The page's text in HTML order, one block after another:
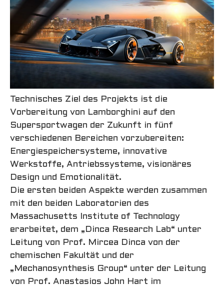
Technisches Ziel des Projekts ist die
Vorbereitung von Lamborghini auf den
Supersportwagen der Zukunft in fünf
verschiedenen Bereichen vorzubereiten:
Energiespeichersysteme, innovative
Werkstoffe, Antriebssysteme, visionäres
Design und Emotionalität.
Die ersten beiden Aspekte werden zusammen
mit den beiden Laboratorien des
Massachusetts Institute of Technology
erarbeitet, dem „Dinca Research Lab“ unter
Leitung von Prof. Mircea Dinca von der
chemischen Fakultät und der
„Mechanosynthesis Group“ unter der Leitung
von Prof. Anastasios John Hart im